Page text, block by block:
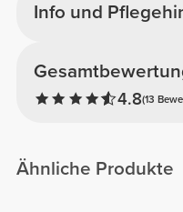
Info und
4.8(13
Ähnliche Produkte